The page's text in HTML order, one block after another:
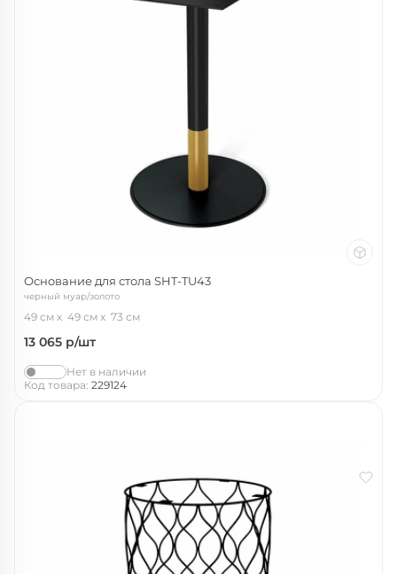
Основание для стола SHT-TU43
черный муар/золото
49 см 49 см 73 см
13 065 р/шт
Нет в наличии
Код товара: 229124